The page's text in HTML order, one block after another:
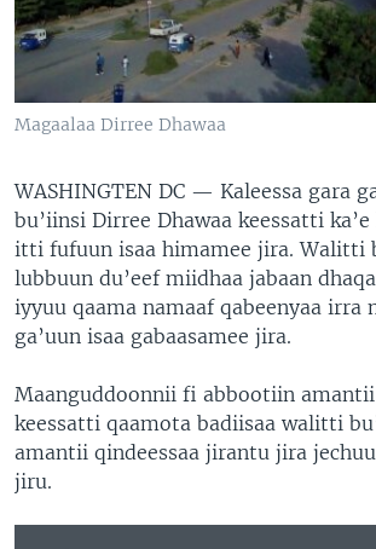
Magaalaa Dirree Dhawaa
WASHINGTEN DC — Kaleessa gara
bu’iinsi Dirree Dhawaa keessatti
itti fufuun isaa himamee jira. Walitti
lubbuun du’eef miidhaa jabaan
iyyuu qaama namaaf qabeenyaa irra
ga’uun isaa gabaasamee jira.
Maanguddoonnii fi abbootiin amantii
keessatti qaamota badiisaa walitti
amantii qindeessaa jirantu jira
jiru.